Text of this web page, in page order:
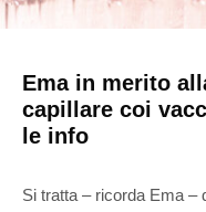
Ema in merito
capillare coi
le info
Si tratta – ricorda Ema –